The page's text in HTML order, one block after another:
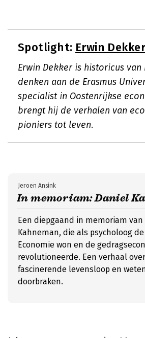
Spotlight: Erwin
Erwin Dekker is historicus
denken aan de Erasmus
specialist in Oostenrijkse
brengt hij de verhalen van
pioniers tot leven.
In memoriam: Daniel
Jeroen Ansink
Een diepgaand in memoriam van
Kahneman, die als psycholoog
Economie won en de
revolutioneerde. Een verhaal
fascinerende levensloop en
doorbraken.